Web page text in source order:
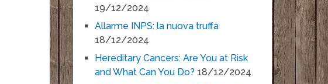
19/12/2024
Allarme INPS: la nuova truffa
18/12/2024
Hereditary Cancers: Are You at Risk
and What Can You Do? 18/12/2024